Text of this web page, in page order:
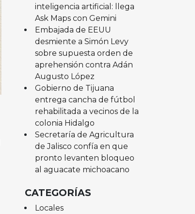
inteligencia artificial: llega
Ask Maps con Gemini
Embajada de EEUU
desmiente a Simón Levy
sobre supuesta orden de
aprehensión contra Adán
Augusto López
Gobierno de Tijuana
entrega cancha de fútbol
rehabilitada a vecinos de la
colonia Hidalgo
Secretaría de Agricultura
de Jalisco confía en que
pronto levanten bloqueo
al aguacate michoacano
CATEGORÍAS
Locales